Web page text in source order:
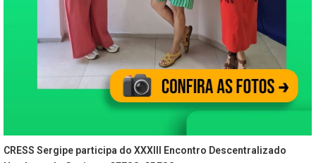
CRESS Sergipe participa do XXXIII Encontro Descentralizado